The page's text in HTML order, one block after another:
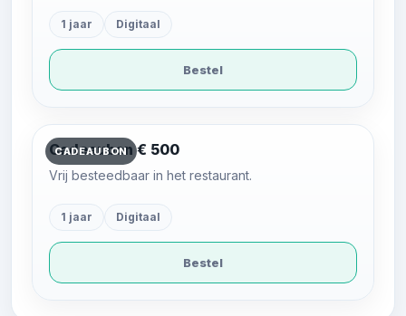
1 jaar Digitaal
Bestel
CADEAUBON
Cadeaubon € 500
Vrij besteedbaar in het restaurant.
1 jaar Digitaal
Bestel